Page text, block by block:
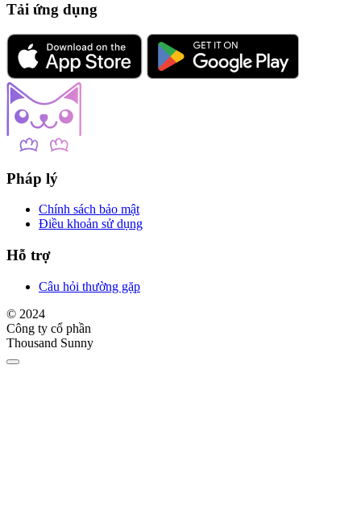
Tải ứng dụng
Pháp lý
Chính sách bảo mật
Điều khoản sử dụng
Hỗ trợ
Câu hỏi thường gặp
© 2024
Công ty cổ phần
Thousand Sunny